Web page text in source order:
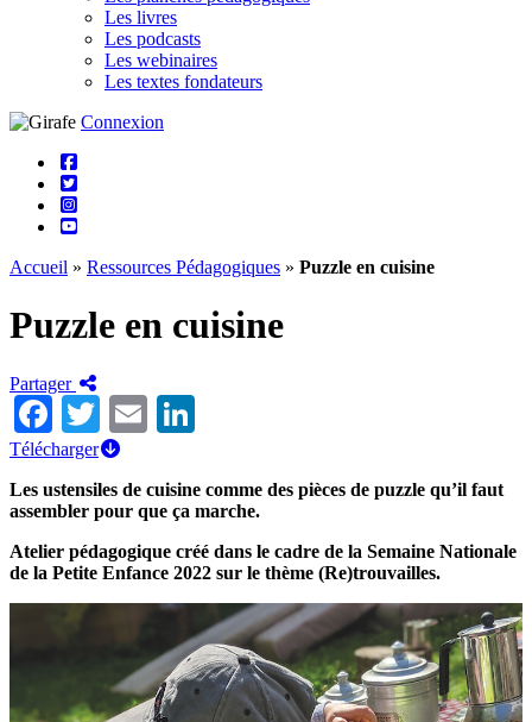
Les livres
Les podcasts
Les webinaires
Les textes fondateurs
Connexion
Accueil » Ressources Pédagogiques » Puzzle en cuisine
Puzzle en cuisine
Partager
Facebook
TwitterEmail
Télécharger
Les ustensiles de cuisine comme des pièces de puzzle qu’il faut
assembler pour que ça marche.
Atelier pédagogique créé dans le cadre de la Semaine Nationale
de la Petite Enfance 2022 sur le thème (Re)trouvailles.